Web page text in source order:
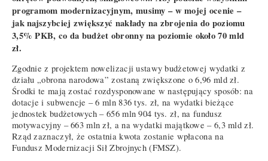
programom modernizacyjnym, musimy – w mojej ocenie –
jak najszybciej zwiększyć nakłady na zbrojenia do poziomu
3,5% PKB, co da budżet obronny na poziomie około 70 mld
zł.
Zgodnie z projektem nowelizacji ustawy budżetowej wydatki z
działu „obrona narodowa” zostaną zwiększone o 6,96 mld zł.
Środki te mają zostać rozdysponowane w następujący sposób: na
dotacje i subwencje – 6 mln 836 tys. zł, na wydatki bieżące
jednostek budżetowych – 656 mln 904 tys. zł, na fundusz
motywacyjny – 663 mln zł, a na wydatki majątkowe – 6,3 mld zł.
Rząd zaznaczył, że ostatnia kwota zostanie wpłacona na
Fundusz Modernizacji Sił Zbrojnych (FMSZ).